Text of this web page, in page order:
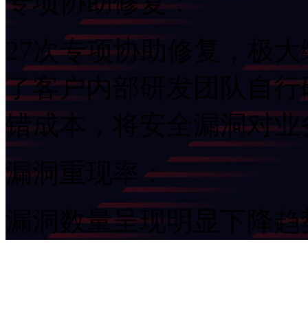
27次专项协助修复，极
了客户内部研发团队自
错成本，将安全漏洞
漏洞重现率：
漏洞数量呈现明显下降趋